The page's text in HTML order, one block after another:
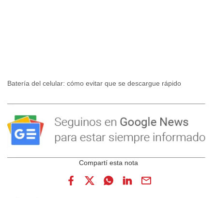
Batería del celular: cómo evitar que se descargue rápido